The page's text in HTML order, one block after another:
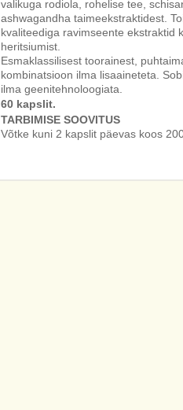
valikuga rodiola, rohelise tee,
ashwagandha taimeekstraktidest.
kvaliteediga ravimseente ekstraktid
heritsiumist.
Esmaklassilisest toorainest,
kombinatsioon ilma lisaaineteta.
ilma geenitehnoloogiata.
60 kapslit.
TARBIMISE SOOVITUS
Võtke kuni 2 kapslit päevas koos